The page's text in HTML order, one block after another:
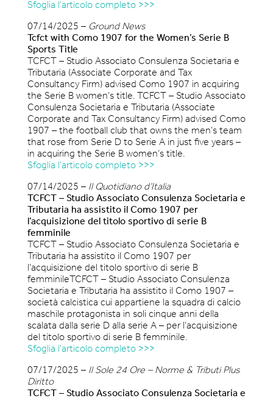
Sfoglia l’articolo completo >>>
07/14/2025 – Ground News
Tcfct with Como 1907 for the Women’s Serie B
Sports Title
TCFCT – Studio Associato Consulenza Societaria e
Tributaria (Associate Corporate and Tax
Consultancy Firm) advised Como 1907 in acquiring
the Serie B women’s title. TCFCT – Studio Associato
Consulenza Societaria e Tributaria (Associate
Corporate and Tax Consultancy Firm) advised Como
1907 – the football club that owns the men’s team
that rose from Serie D to Serie A in just five years –
in acquiring the Serie B women’s title.
Sfoglia l’articolo completo >>>
07/14/2025 – Il Quotidiano d’Italia
TCFCT – Studio Associato Consulenza Societaria e
Tributaria ha assistito il Como 1907 per
l’acquisizione del titolo sportivo di serie B
femminile
TCFCT – Studio Associato Consulenza Societaria e
Tributaria ha assistito il Como 1907 per
l’acquisizione del titolo sportivo di serie B
femminileTCFCT – Studio Associato Consulenza
Societaria e Tributaria ha assistito il Como 1907 –
società calcistica cui appartiene la squadra di calcio
maschile protagonista in soli cinque anni della
scalata dalla serie D alla serie A – per l’acquisizione
del titolo sportivo di serie B femminile.
Sfoglia l’articolo completo >>>
07/17/2025 – Il Sole 24 Ore – Norme & Tributi Plus
Diritto
TCFCT – Studio Associato Consulenza Societaria e